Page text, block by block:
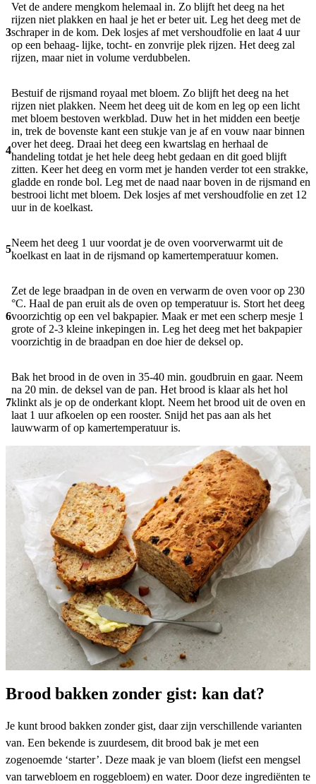
3
Vet de andere mengkom helemaal in. Zo blijft het deeg na het
rijzen niet plakken en haal je het er beter uit. Leg het deeg met de
schraper in de kom. Dek losjes af met vershoudfolie en laat 4 uur
op een behaag- lijke, tocht- en zonvrije plek rijzen. Het deeg zal
rijzen, maar niet in volume verdubbelen.
4
Bestuif de rijsmand royaal met bloem. Zo blijft het deeg na het
rijzen niet plakken. Neem het deeg uit de kom en leg op een licht
met bloem bestoven werkblad. Duw het in het midden een beetje
in, trek de bovenste kant een stukje van je af en vouw naar binnen
over het deeg. Draai het deeg een kwartslag en herhaal de
handeling totdat je het hele deeg hebt gedaan en dit goed blijft
zitten. Keer het deeg en vorm met je handen verder tot een strakke,
gladde en ronde bol. Leg met de naad naar boven in de rijsmand en
bestrooi licht met bloem. Dek losjes af met vershoudfolie en zet 12
uur in de koelkast.
5
Neem het deeg 1 uur voordat je de oven voorverwarmt uit de
koelkast en laat in de rijsmand op kamertemperatuur komen.
6
Zet de lege braadpan in de oven en verwarm de oven voor op 230
°C. Haal de pan eruit als de oven op temperatuur is. Stort het deeg
voorzichtig op een vel bakpapier. Maak er met een scherp mesje 1
grote of 2-3 kleine inkepingen in. Leg het deeg met het bakpapier
voorzichtig in de braadpan en doe hier de deksel op.
7
Bak het brood in de oven in 35-40 min. goudbruin en gaar. Neem
na 20 min. de deksel van de pan. Het brood is klaar als het hol
klinkt als je op de onderkant klopt. Neem het brood uit de oven en
laat 1 uur afkoelen op een rooster. Snijd het pas aan als het
lauwwarm of op kamertemperatuur is.
Brood bakken zonder gist: kan dat?
Je kunt brood bakken zonder gist, daar zijn verschillende varianten
van. Een bekende is zuurdesem, dit brood bak je met een
zogenoemde ‘starter’. Deze maak je van bloem (liefst een mengsel
van tarwebloem en roggebloem) en water. Door deze ingrediënten te